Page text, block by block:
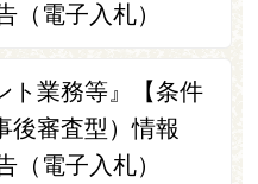
（電子入札）
ト業務等』【条件
後審査型）情報
（電子入札）